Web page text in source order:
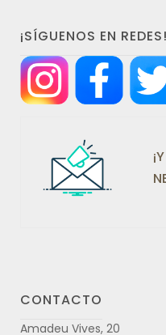
¡SÍGUENOS EN REDES!
CONTACTO
Amadeu Vives, 20